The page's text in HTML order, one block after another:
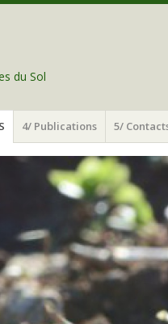
du Sol
4/ Publications 5/